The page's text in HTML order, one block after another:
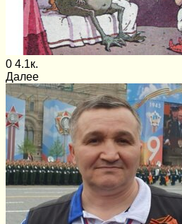
0 4.1к.
Далее